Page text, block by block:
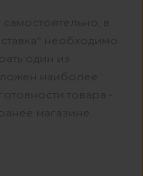
в
необходимо
один из
наиболее
товара -
магазине.